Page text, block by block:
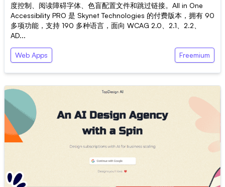
度控制、阅读障碍字体、色盲配置文件和跳过链接。All in One
Accessibility PRO 是 Skynet Technologies 的付费版本，拥有 90
多项功能，支持 190 多种语言，面向 WCAG 2.0、2.1、2.2、
AD...
Web Apps Freemium